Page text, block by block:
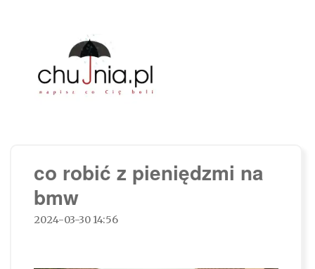
co robić z pieniędzmi na
bmw
2024-03-30 14:56